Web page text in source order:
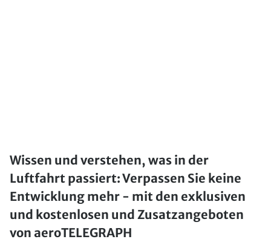
Wissen und verstehen, was in der
Luftfahrt passiert: Verpassen Sie keine
Entwicklung mehr - mit den exklusiven
und kostenlosen und Zusatzangeboten
von aeroTELEGRAPH